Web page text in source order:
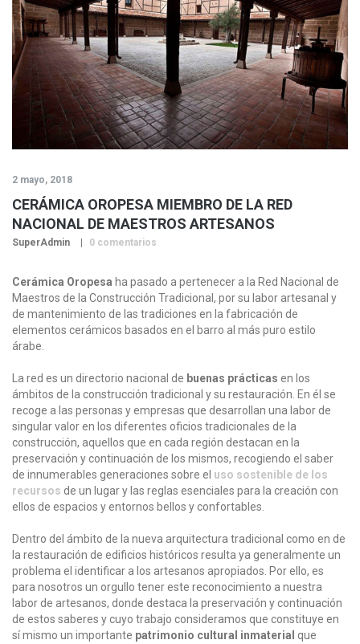
2 mayo, 2018
CERÁMICA OROPESA MIEMBRO DE LA RED
NACIONAL DE MAESTROS ARTESANOS
SuperAdmin 0 comentarios
Cerámica Oropesa ha pasado a pertenecer a la Red Nacional de
Maestros de la Construcción Tradicional, por su labor artesanal y
de mantenimiento de las tradiciones en la fabricación de
elementos cerámicos basados en el barro al más puro estilo
árabe.
La red es un directorio nacional de buenas prácticas en los
ámbitos de la construcción tradicional y su restauración. En él se
recoge a las personas y empresas que desarrollan una labor de
singular valor en los diferentes oficios tradicionales de la
construcción, aquellos que en cada región destacan en la
preservación y continuación de los mismos, recogiendo el saber
de innumerables generaciones sobre el uso sostenible de los
recursos de un lugar y las reglas esenciales para la creación con
ellos de espacios y entornos bellos y confortables.
Dentro del ámbito de la nueva arquitectura tradicional como en de
la restauración de edificios históricos resulta ya generalmente un
problema el identificar a los artesanos apropiados. Por ello, es
para nosotros un orgullo tener este reconocimiento a nuestra
labor de artesanos, donde destaca la preservación y continuación
de estos saberes y cuyo trabajo consideramos que constituye en
sí mismo un importante patrimonio cultural inmaterial que